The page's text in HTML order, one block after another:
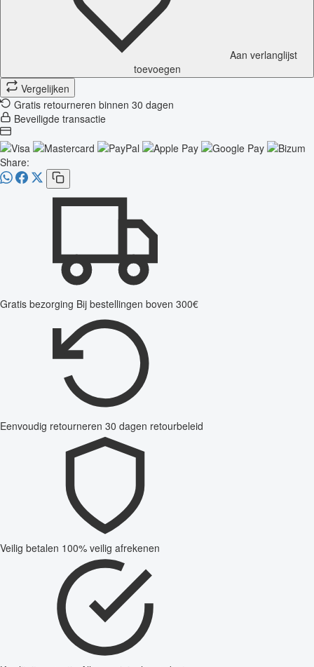
Aan verlanglijst
toevoegen
Vergelijken
Gratis retourneren binnen 30 dagen
Beveiligde transactie
Share:
Gratis bezorging Bij bestellingen boven 300€
Eenvoudig retourneren 30 dagen retourbeleid
Veilig betalen 100% veilig afrekenen